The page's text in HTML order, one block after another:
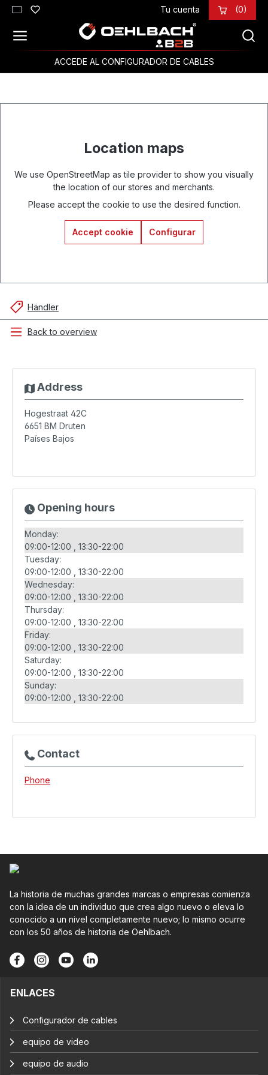
Saltar al contenido principal Tu cuenta (0)
ACCEDE AL CONFIGURADOR DE CABLES
Location maps
We use OpenStreetMap as tile provider to show you visually
the location of our stores and merchants.
Please accept the cookie to use the desired function.
Accept cookie Configurar
Händler
Back to overview
Address
Hogestraat 42C
6651 BM Druten
Países Bajos
Opening hours
Monday:
09:00-12:00
13:30-22:00
Tuesday:
09:00-12:00
13:30-22:00
Wednesday:
09:00-12:00
13:30-22:00
Thursday:
09:00-12:00
13:30-22:00
Friday:
09:00-12:00
13:30-22:00
Saturday:
09:00-12:00
13:30-22:00
Sunday:
09:00-12:00
13:30-22:00
Contact
Phone
La historia de muchas grandes marcas o empresas comienza
con la idea de un individuo que crea algo nuevo o eleva lo
conocido a un nivel completamente nuevo; lo mismo ocurre
con los 50 años de historia de Oehlbach.
ENLACES
Configurador de cables
equipo de video
equipo de audio